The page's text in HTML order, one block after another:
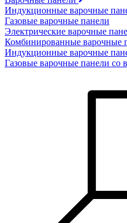
Индукционные варочные
Газовые варочные панели
Электрические варочные
Комбинированные варочные
Индукционные варочные
Газовые варочные панели со